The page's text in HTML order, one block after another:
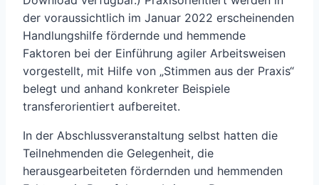
der voraussichtlich im Januar 2022 erscheinenden
Handlungshilfe fördernde und hemmende
Faktoren bei der Einführung agiler Arbeitsweisen
vorgestellt, mit Hilfe von „Stimmen aus der Praxis“
belegt und anhand konkreter Beispiele
transferorientiert aufbereitet.
In der Abschlussveranstaltung selbst hatten die
Teilnehmenden die Gelegenheit, die
herausgearbeiteten fördernden und hemmenden